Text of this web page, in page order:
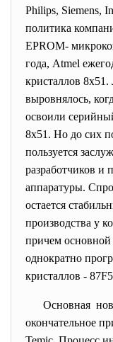
Philips, Siemens,
политика
EPROM-
года, Atmel
кристаллов
выровнялось,
освоили
8х51. Но до сих
пользуется
разработчиков и
аппаратуры.
остается
производства у
причем основной
однократно
кристаллов -
Основная
окончательное